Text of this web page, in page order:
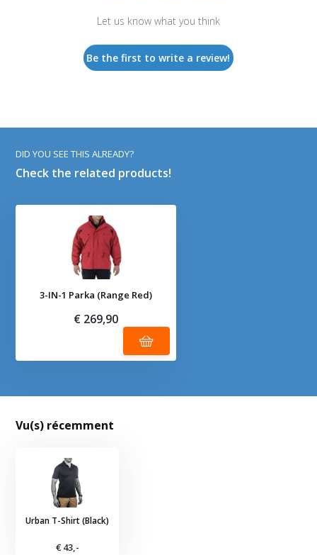
Let us know what you think
Be the first to write a review!
DID YOU SEE THIS ALREADY?
Check the related products!
3-IN-1 Parka (Range Red)
€ 269,90
Vu(s) récemment
Urban T-Shirt (Black)
€ 43,-